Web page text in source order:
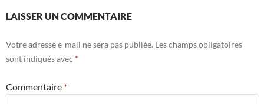
LAISSER UN COMMENTAIRE
Votre adresse e-mail ne sera pas publiée. Les champs obligatoires
sont indiqués avec *
Commentaire *